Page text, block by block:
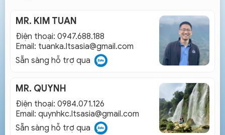
MR. KIM TUAN
Điện thoại: 0947.688.188
Email: tuanka.ltsasia@gmail.com
Sẵn sàng hỗ trợ qua
MR. QUYNH
Điện thoại: 0984.071.126
Email: quynhkc.ltsasia@gmail.com
Sẵn sàng hỗ trợ qua